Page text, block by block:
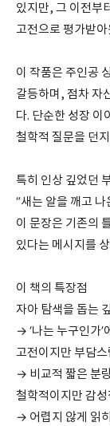
있지만, 그 이전부
고전으로 평가받아
이 작품은 주인공
갈등하며, 점차 자
다. 단순한 성장 이
철학적 질문을 던
특히 인상 깊었던
“새는 알을 깨고
이 문장은 기존의
있다는 메시지를
이 책의 특장점
자아 탐색을 돕는
→ ‘나는 누구인가’
고전이지만 부담
→ 비교적 짧은 분
철학적이지만 감성
→ 어렵지 않게 읽